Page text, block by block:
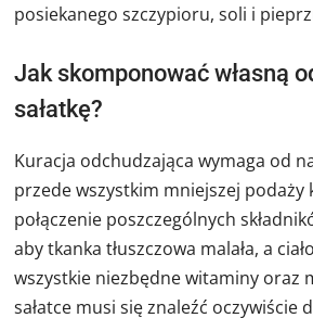
posiekanego szczypioru, soli i
Jak skomponować własną
sałatkę?
Kuracja odchudzająca wymaga od
przede wszystkim mniejszej podaży
połączenie poszczególnych
aby tkanka tłuszczowa malała, a
wszystkie niezbędne witaminy oraz
sałatce musi się znaleźć oczywiście